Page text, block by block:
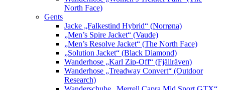
North Face)
Gents
Jacke „Falkestind Hybrid“ (Norrøna)
„Men’s Spire Jacket“ (Vaude)
„Men’s Resolve Jacket“ (The North Face)
„Solution Jacket“ (Black Diamond)
Wanderhose „Karl Zip-Off“ (Fjällräven)
Wanderhose „Treadway Convert“ (Outdoor
Research)